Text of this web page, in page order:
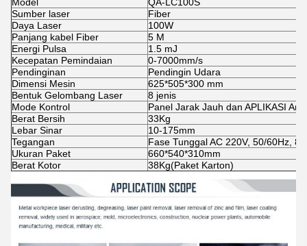
Model
QA-LC100S
Sumber laser
Fiber
Daya Laser
100W
Panjang kabel Fiber
5 M
Energi Pulsa
1.5 mJ
Kecepatan Pemindaian
0-7000mm/s
Pendinginan
Pendingin Udara
Dimensi Mesin
625*505*300 mm
Bentuk Gelombang Laser
8 jenis
Mode Kontrol
Panel Jarak Jauh dan APLIKASI
Berat Bersih
33Kg
Lebar Sinar
10-175mm
Tegangan
Fase Tunggal AC 220V, 50/60Hz,
Ukuran Paket
660*540*310mm
Berat Kotor
38Kg(Paket Karton)